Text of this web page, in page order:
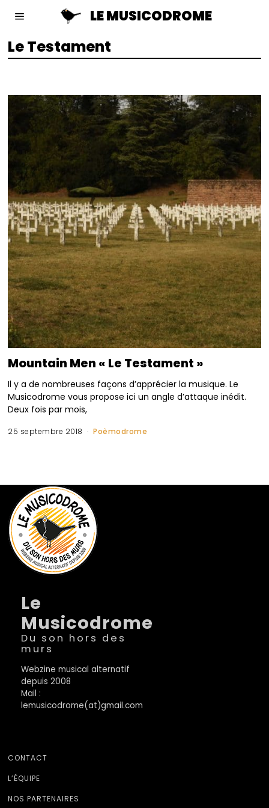
LE MUSICODROME
Le Testament
Mountain Men « Le Testament »
Il y a de nombreuses façons d’apprécier la musique. Le
Musicodrome vous propose ici un angle d’attaque inédit.
Deux fois par mois,
25 septembre 2018 Poèmodrome
Le
Musicodrome
Du son hors des
murs
Webzine musical alternatif
depuis 2008
Mail :
lemusicodrome(at)gmail.com
CONTACT
L’ÉQUIPE
NOS PARTENAIRES